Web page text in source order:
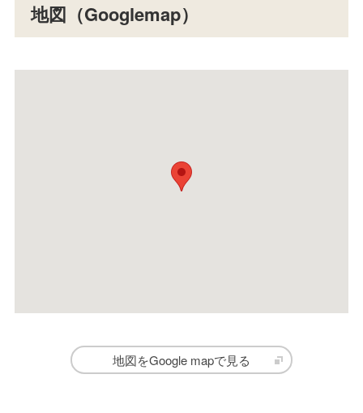
地図（Googlemap）
地図をGoogle mapで見る